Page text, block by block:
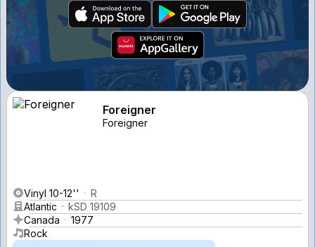
Foreigner
Foreigner
Vinyl 10-12''
R
Atlantic
kSD 19109
Canada
1977
Rock